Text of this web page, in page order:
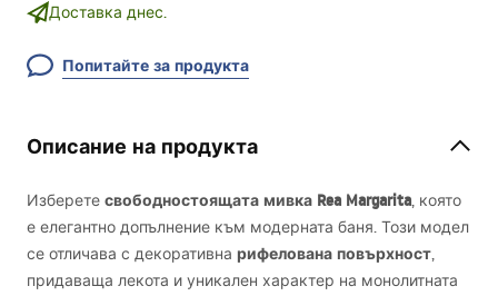
Доставка днес.
Попитайте за продукта
Описание на продукта
Изберете свободностоящата мивка Rea Margarita, която
е елегантно допълнение към модерната баня. Този модел
се отличава с декоративна рифелована повърхност,
придаваща лекота и уникален характер на монолитната